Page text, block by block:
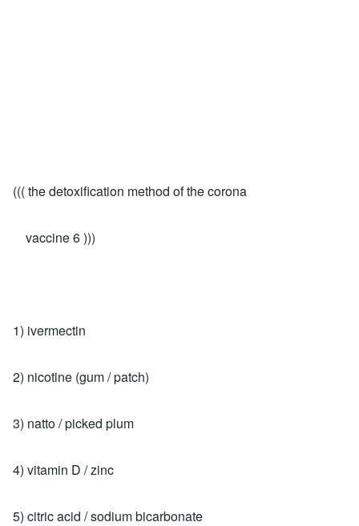
((( the detoxification method of the corona
vaccine 6 )))
1) ivermectin
2) nicotine (gum / patch)
3) natto / picked plum
4) vitamin D / zinc
5) citric acid / sodium bicarbonate